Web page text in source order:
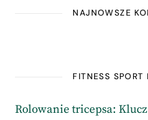
NAJNOWSZE
FITNESS SPORT
Rolowanie tricepsa: